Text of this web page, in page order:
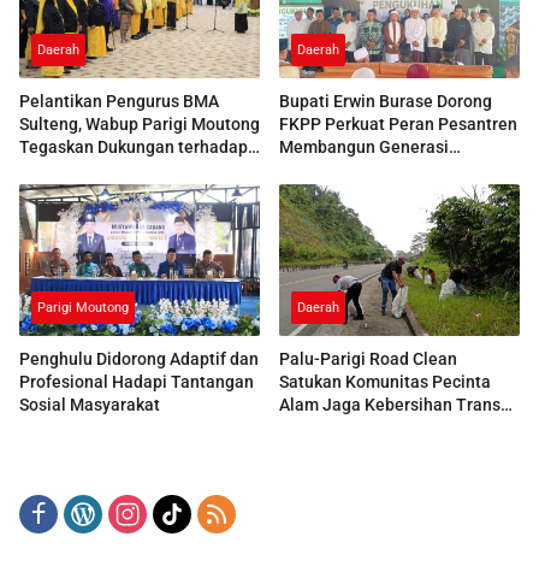
Daerah
Pelantikan Pengurus BMA
Sulteng, Wabup Parigi Moutong
Tegaskan Dukungan terhadap
Daerah
Bupati Erwin Burase Dorong
FKPP Perkuat Peran Pesantren
Membangun Generasi
Parigi Moutong
Penghulu Didorong Adaptif dan
Profesional Hadapi Tantangan
Sosial Masyarakat
Daerah
Palu-Parigi Road Clean
Satukan Komunitas Pecinta
Alam Jaga Kebersihan Trans